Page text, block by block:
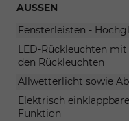
AUSSEN
Fensterleisten -
LED-Rückleuchten
den Rückleuchten
Allwetterlicht sowie
Elektrisch
Funktion